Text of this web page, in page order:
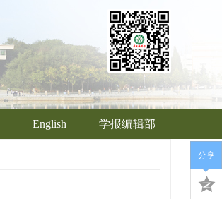
English 学报编辑部
分享